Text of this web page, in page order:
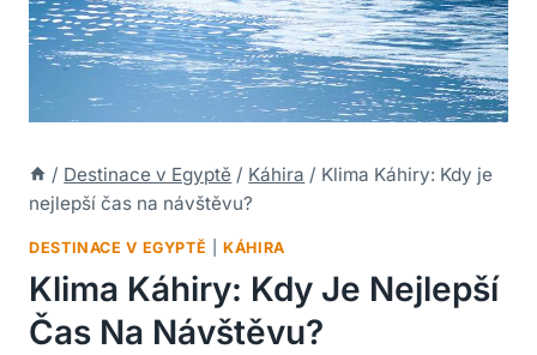
/ Destinace v Egyptě / Káhira / Klima Káhiry: Kdy je
nejlepší čas na návštěvu?
DESTINACE V EGYPTĚ |KÁHIRA
Klima Káhiry: Kdy Je Nejlepší
Čas Na Návštěvu?